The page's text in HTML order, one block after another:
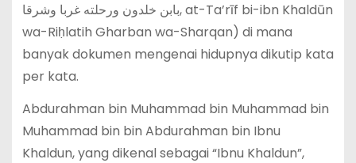
بابن خلدون ورحلته غربا وشرقا, at-Ta’rīf bi-ibn Khaldūn
wa-Riḥlatih Gharban wa-Sharqan) di mana
banyak dokumen mengenai hidupnya dikutip kata
per kata.
Abdurahman bin Muhammad bin Muhammad bin
Muhammad bin bin Abdurahman bin Ibnu
Khaldun, yang dikenal sebagai “Ibnu Khaldun”,